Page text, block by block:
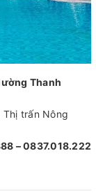
Thanh
trấn Nông
– 0837.018.222